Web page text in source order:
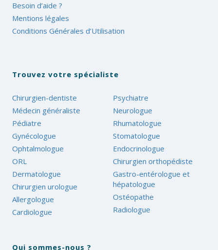
Besoin d’aide ?
Mentions légales
Conditions Générales d’Utilisation
Trouvez votre spécialiste
Chirurgien-dentiste
Médecin généraliste
Pédiatre
Gynécologue
Ophtalmologue
ORL
Dermatologue
Chirurgien urologue
Allergologue
Cardiologue
Psychiatre
Neurologue
Rhumatologue
Stomatologue
Endocrinologue
Chirurgien orthopédiste
Gastro-entérologue et
hépatologue
Ostéopathe
Radiologue
Qui sommes-nous ?